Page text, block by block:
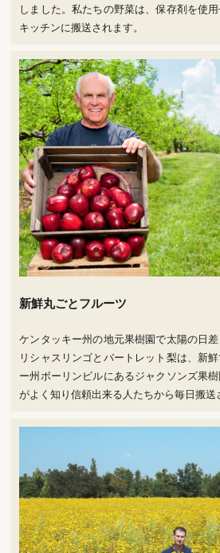
しました。私たちの野菜は、保存剤を使
キッチンに搬送されます。
新鮮丸ごとフルーツ
ケンタッキー州の地元果樹園で太陽の日
リシャスリンゴとバートレット梨は、新
ー州ボーリンビルにあるジャクソンズ果
がよく知り信頼出来る人たちから毎日搬送